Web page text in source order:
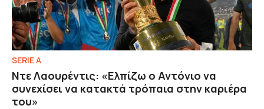
SERIE A
Ντε Λαουρέντις: «Ελπίζω ο Αντόνιο να
συνεχίσει να κατακτά τρόπαια στην καριέρα
του»